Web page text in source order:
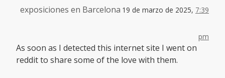
exposiciones en Barcelona 19 de marzo de 2025, 7:39
pm
As soon as I detected this internet site I went on
reddit to share some of the love with them.